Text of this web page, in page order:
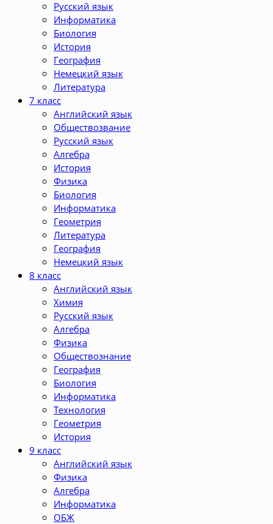
Русский язык
Информатика
Биология
История
География
Немецкий язык
Литература
7 класс
Английский язык
Обществозвание
Русский язык
Алгебра
История
Физика
Биология
Информатика
Геометрия
Литература
География
Немецкий язык
8 класс
Английский язык
Химия
Русский язык
Алгебра
Физика
Обществознание
География
Биология
Информатика
Технология
Геометрия
История
9 класс
Английский язык
Физика
Алгебра
Информатика
ОБЖ